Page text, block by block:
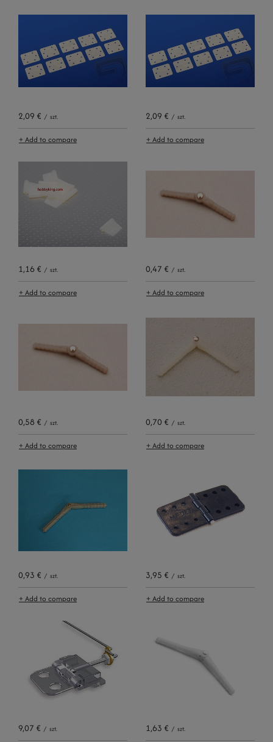
2,09 € / szt.
+ Add to compare
2,09 € / szt.
+ Add to compare
1,16 € / szt.
+ Add to compare
0,47 € / szt.
+ Add to compare
0,58 € / szt.
+ Add to compare
0,70 € / szt.
+ Add to compare
0,93 € / szt.
+ Add to compare
3,95 € / szt.
+ Add to compare
9,07 € / szt. 1,63 € / szt.